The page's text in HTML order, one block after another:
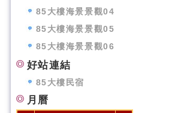
85大樓海景景觀04
85大樓海景景觀05
85大樓海景景觀06
好站連結
85大樓民宿
月曆